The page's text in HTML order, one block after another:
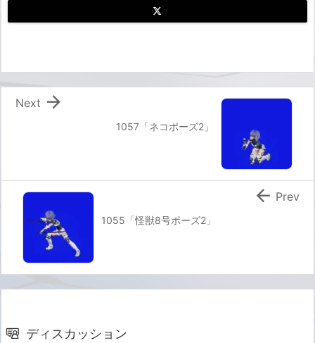
1057「ネコポーズ2」

Next
1055「怪獣8号ポーズ2」
 Prev
ディスカッション